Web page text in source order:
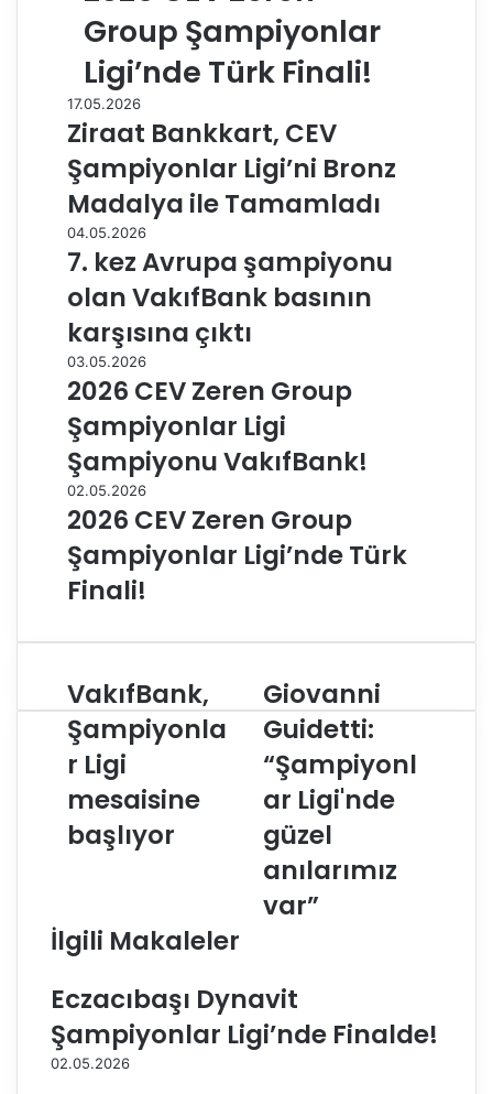
Group Şampiyonlar
Ligi’nde Türk Finali!
17.05.2026
Ziraat Bankkart, CEV
Şampiyonlar Ligi’ni Bronz
Madalya ile Tamamladı
04.05.2026
7. kez Avrupa şampiyonu
olan VakıfBank basının
karşısına çıktı
03.05.2026
2026 CEV Zeren Group
Şampiyonlar Ligi
Şampiyonu VakıfBank!
02.05.2026
2026 CEV Zeren Group
Şampiyonlar Ligi’nde Türk
Finali!
V
a
k
ı
B
a
n
a
i
y
o
VakıfBank,
Şampiyonla
r Ligi
mesaisine
başlıyor
G
i
o
v
n
n
i
G
t
i
Giovanni
Guidetti:
“Şampiyonl
ar Ligi'nde
güzel
anılarımız
var”
İlgili Makaleler
Eczacıbaşı Dynavit
Şampiyonlar Ligi’nde Finalde!
02.05.2026